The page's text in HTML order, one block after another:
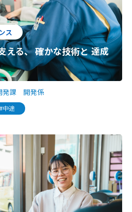
ス
える、 確かな技術と 達成
発課 開発係
#中途